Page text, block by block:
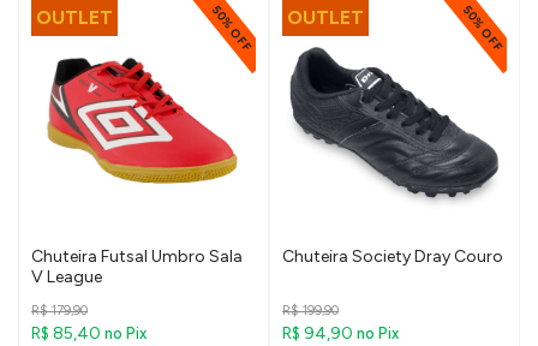
OUTLET 50% OFF
Chuteira Futsal Umbro Sala
V League
R$ 179,90
R$ 85,40 no Pix
OUTLET 50% OFF
Chuteira Society Dray Couro
R$ 199,90
R$ 94,90 no Pix